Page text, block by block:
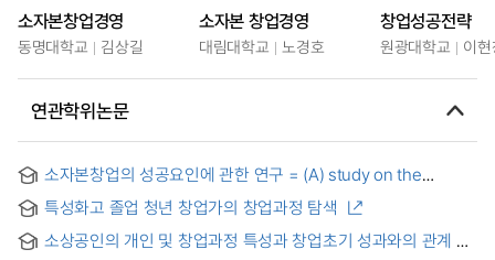
소자본창업경영
동명대학교 김상길
소자본 창업경영
대림대학교 노경호
창업성공전략
원광대학교 이
연관학위논문
소자본창업의 성공요인에 관한 연구 = (A) study on the
특성화고 졸업 청년 창업가의 창업과정 탐색
소상공인의 개인 및 창업과정 특성과 창업초기 성과와의 관계 =